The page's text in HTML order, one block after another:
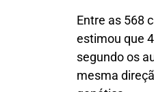
Entre as 568
estimou que
segundo os
mesma